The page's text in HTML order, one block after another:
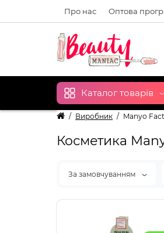
Про нас Оптова
Каталог товарів
Виробник Manyo
Косметика
За замовчуванням